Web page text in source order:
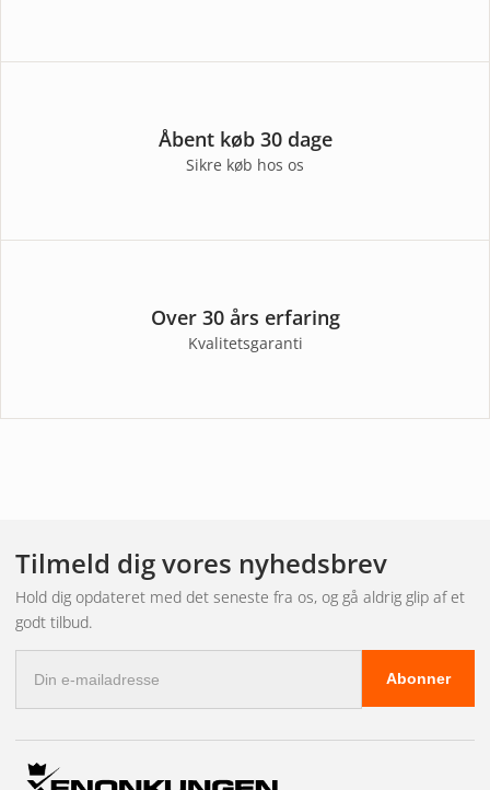
Åbent køb 30 dage
Sikre køb hos os
Over 30 års erfaring
Kvalitetsgaranti
Tilmeld dig vores nyhedsbrev
Hold dig opdateret med det seneste fra os, og gå aldrig glip af et
godt tilbud.
mail-
adresse
Abonner